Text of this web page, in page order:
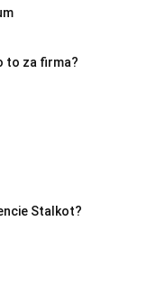
to za firma?
Stalkot?